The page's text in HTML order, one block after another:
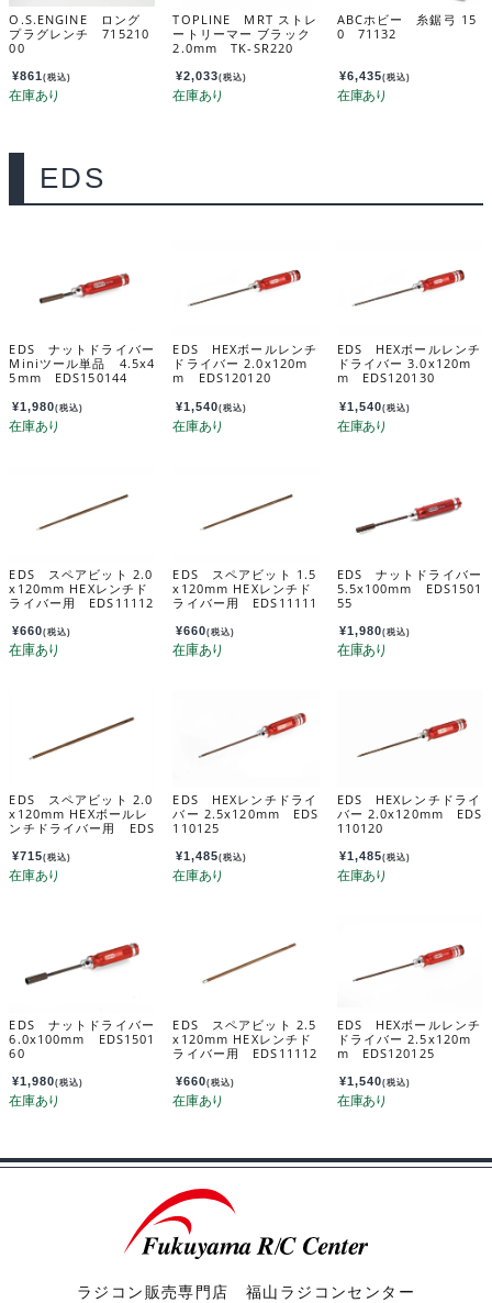
O.S.ENGINE ロング
プラグレンチ 715210
00
¥861(税込)
TOPLINE MRT ストレ
ートリーマー ブラック
2.0mm TK-SR220
¥2,033(税込)
ABCホビー 糸鋸弓 15
0 71132
¥6,435(税込)
EDS
EDS ナットドライバー
Miniツール単品 4.5x4
5mm EDS150144
¥1,980(税込)
EDS HEXボールレンチ
ドライバー 2.0x120m
m EDS120120
¥1,540(税込)
EDS HEXボールレンチ
ドライバー 3.0x120m
m EDS120130
¥1,540(税込)
EDS スペアビット 2.0
x120mm HEXレンチド
ライバー用 EDS11112
¥660(税込)
EDS スペアビット 1.5
x120mm HEXレンチド
ライバー用 EDS11111
¥660(税込)
EDS ナットドライバー
5.5x100mm EDS1501
55
¥1,980(税込)
EDS スペアビット 2.0
x120mm HEXボールレ
ンチドライバー用 EDS
¥715(税込)
EDS HEXレンチドライ
バー 2.5x120mm EDS
110125
¥1,485(税込)
EDS HEXレンチドライ
バー 2.0x120mm EDS
110120
¥1,485(税込)
EDS ナットドライバー
6.0x100mm EDS1501
60
¥1,980(税込)
EDS スペアビット 2.5
x120mm HEXレンチド
ライバー用 EDS11112
¥660(税込)
EDS HEXボールレンチ
ドライバー 2.5x120m
m EDS120125
¥1,540(税込)
ラジコン販売専門店 福山ラジコンセンター